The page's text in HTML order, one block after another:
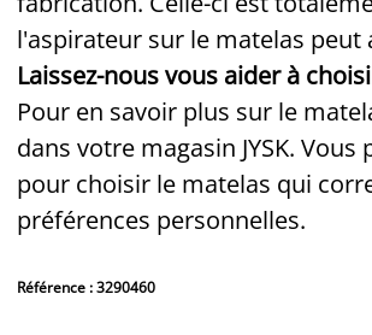
l'aspirateur sur le matelas peut
Laissez-nous vous aider à
Pour en savoir plus sur le
dans votre magasin JYSK.
pour choisir le matelas qui
préférences personnelles.
Référence : 3290460